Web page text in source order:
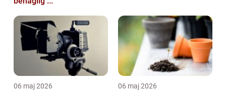
06 maj 2026 06 maj 2026